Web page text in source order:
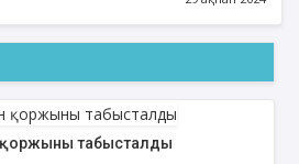
қоржыны табысталды